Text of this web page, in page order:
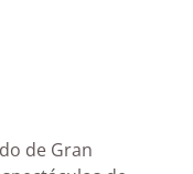
de Gran